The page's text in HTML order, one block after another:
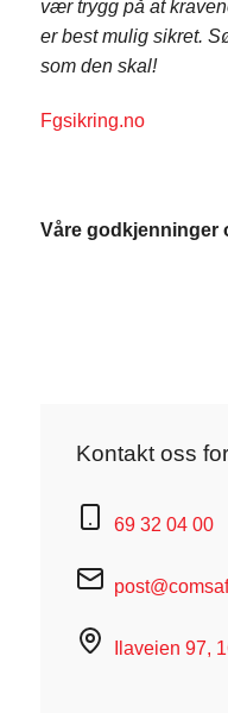
vær trygg på at
er best mulig sikret.
som den skal!
Fgsikring.no
Våre godkjenninger
Kontakt oss
69 32 04 00
Ilaveien 97,